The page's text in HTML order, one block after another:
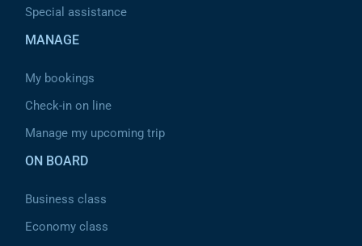
Special assistance
MANAGE
My bookings
Check-in on line
Manage my upcoming trip
ON BOARD
Business class
Economy class